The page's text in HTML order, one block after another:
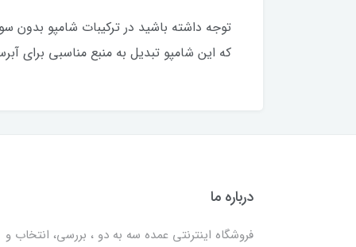
که این شامپو تبدیل به منبع مناسبی برای
درباره ما
فروشگاه اینترنتی عمده سه به دو ، بررسی، انتخاب و